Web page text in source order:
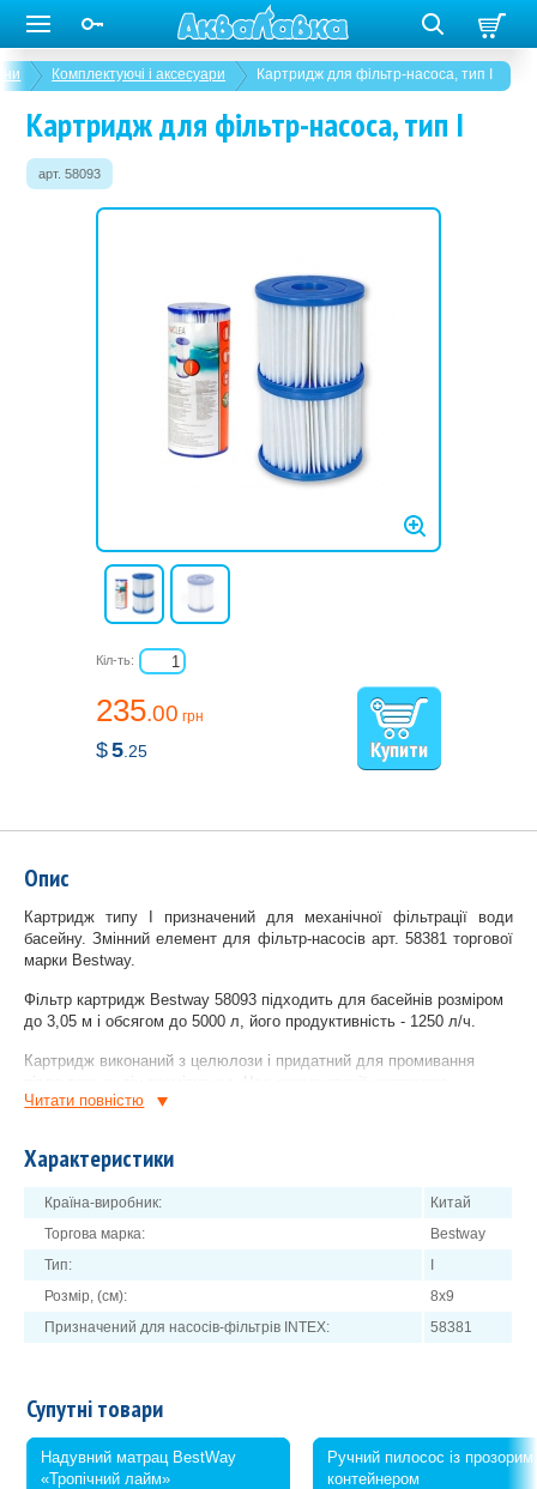
Комплектуючі і аксесуари Картридж для фільтр-насоса, тип І
Картридж для фільтр-насоса, тип І
арт. 58093
235.00 грн
$5 .25
Кіл-ть:
Опис
Картридж типу Ι призначений для механічної фільтрації води
басейну. Змінний елемент для фільтр-насосів арт. 58381 торгової
марки Bestway.
Фільтр картридж Bestway 58093 підходить для басейнів розміром
до 3,05 м і обсягом до 5000 л, його продуктивність - 1250 л/ч.
Картридж виконаний з целюлози і придатний для промивання
після того як він засмітиться. Час експлуатації картриджа
безпосередньо залежить від якості води.
Читати повнiстю
Характеристики
Країна-виробник:
Китай
Торгова марка:
Bestway
Тип:
Розмір, (см):
8x9
Призначений для насосів-фільтрів INTEX:
58381
Супутні товари
Надувний матрац BestWay
«Тропічний лайм»
Ручний пилосос із прозорим
контейнером